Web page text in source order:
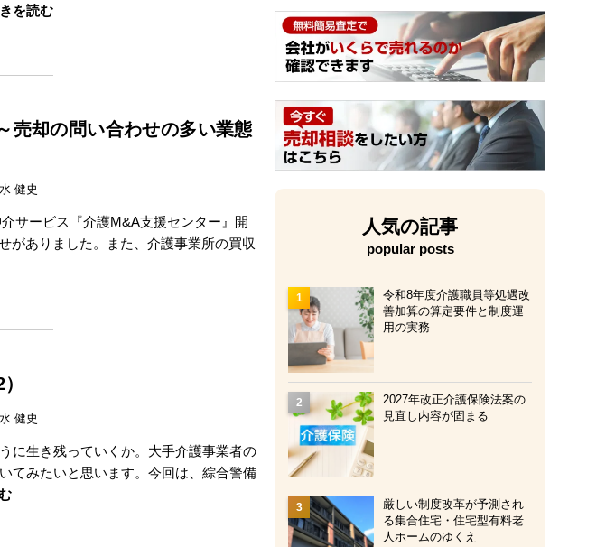
を読む
売却の問い合わせの多い業態
健史
サービス『介護M&A支援センター』開
がありました。また、介護事業所の買収
健史
に生き残っていくか。大手介護事業者の
てみたいと思います。今回は、綜合警備
人気の記事
popular posts
令和8年度介護職員等処遇改
善加算の算定要件と制度運
用の実務
2027年改正介護保険法案の
見直し内容が固まる
厳しい制度改革が予測され
る集合住宅・住宅型有料老
人ホームのゆくえ